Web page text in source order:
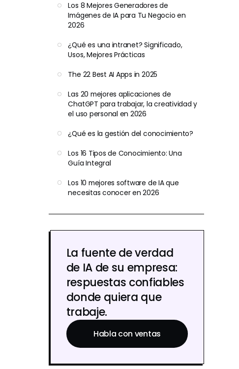
Los 8 Mejores Generadores de
Imágenes de IA para Tu Negocio en
2026
¿Qué es una intranet? Significado,
Usos, Mejores Prácticas
The 22 Best AI Apps in 2025
Las 20 mejores aplicaciones de
ChatGPT para trabajar, la creatividad y
el uso personal en 2026
¿Qué es la gestión del conocimiento?
Los 16 Tipos de Conocimiento: Una
Guía Integral
Los 10 mejores software de IA que
necesitas conocer en 2026
La fuente de verdad
de IA de su empresa:
respuestas confiables
donde quiera que
trabaje.
Habla con ventas